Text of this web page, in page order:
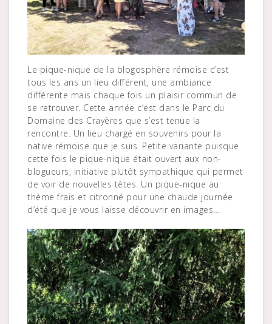
Le pique-nique de la blogosphère rémoise c’est
tous les ans un lieu différent, une ambiance
différente mais chaque fois un plaisir commun de
se retrouver. Cette année c’est dans le Parc du
Domaine des Crayères que s’est tenue la
rencontre. Un lieu chargé en souvenirs pour la
native rémoise que je suis. Petite variante puisque
cette fois le pique-nique était ouvert aux non-
blogueurs, initiative plutôt sympathique qui permet
de voir de nouvelles têtes. Un pique-nique au
thème frais et citronné pour une chaude journée
d’été que je vous laisse découvrir en images…